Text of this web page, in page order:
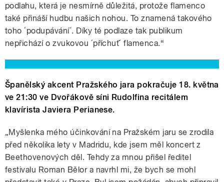
podlahu, která je nesmírně důležitá, protože flamenco
také přináší hudbu našich nohou. To znamená takového
toho ´podupávání´. Díky té podlaze tak publikum
nepřichází o zvukovou ´příchuť´ flamenca.“
Španělský akcent Pražského jara pokračuje 18. května
ve 21:30 ve Dvořákově síni Rudolfina recitálem
klavírista Javiera Perianese.
„Myšlenka mého účinkování na Pražském jaru se zrodila
před několika lety v Madridu, kde jsem měl koncert z
Beethovenových děl. Tehdy za mnou přišel ředitel
festivalu Roman Bělor a navrhl mi, že bych se mohl